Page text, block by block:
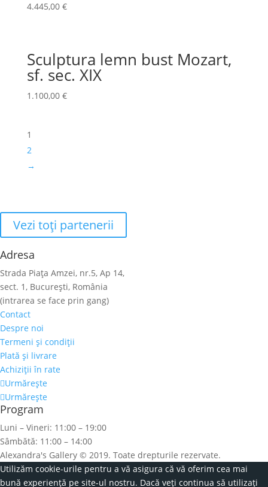
4.445,00 €
Sculptura lemn bust Mozart,
sf. sec. XIX
1.100,00 €
1
2
→
Vezi toţi partenerii
Adresa
Strada Piaţa Amzei, nr.5, Ap 14,
sect. 1, Bucureşti, România
(intrarea se face prin gang)
Contact
Despre noi
Termeni şi condiţii
Plată şi livrare
Achiziţii în rate
Urmărește
Urmărește
Program
Luni – Vineri: 11:00 – 19:00
Sâmbătă: 11:00 – 14:00
Alexandra's Gallery © 2019. Toate drepturile rezervate.
Utilizăm cookie-urile pentru a vă asigura că vă oferim cea mai
bună experiență pe site-ul nostru. Dacă veți continua să utilizați